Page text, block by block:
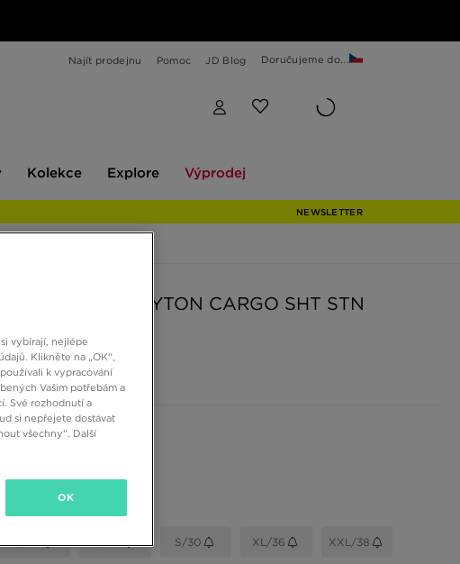
Najít prodejnu Pomoc JD Blog Doručujeme do...
Kolekce Explore Výprodej
NEWSLETTER
FILA ŠORTKY LEYTON CARGO SHT STN
390 Kč
Dostupné barvy
Vyberte velikost
S/30 XL/36 XXL/38
vybírají, nejlépe
Klikněte na „OK“,
k vypracování
Vašim potřebám a
Své rozhodnutí a
si nepřejete dostávat
všechny“. Další
OK